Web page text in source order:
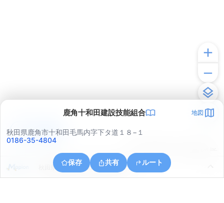
鹿角十和田建設技能組合 地図
秋田県鹿角市十和田毛馬内字下タ道１８−１
0186-35-4804
保存 共有 ルート
秋田県鹿角市十和田毛馬内字嶋ノ越
アプリで見る